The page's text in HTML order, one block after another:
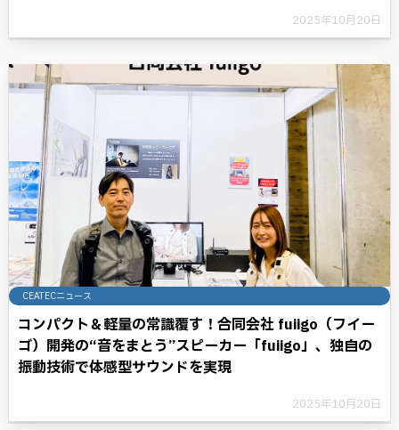
2025年10月20日
CEATECニュース
コンパクト＆軽量の常識覆す！合同会社 fuiigo（フイー
ゴ）開発の“音をまとう”スピーカー「fuiigo」、独自の
振動技術で体感型サウンドを実現
2025年10月20日